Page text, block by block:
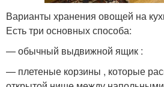
Варианты хранения овощей на
Есть три основных способа:
— обычный выдвижной ящик :
— плетеные корзины , которые